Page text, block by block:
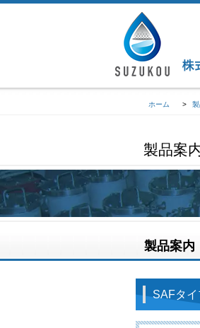
ホーム >
製品案
製品案内
SAFタ